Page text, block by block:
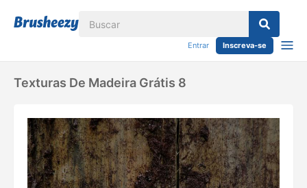
Entrar Inscreva-se
Texturas De Madeira Grátis 8